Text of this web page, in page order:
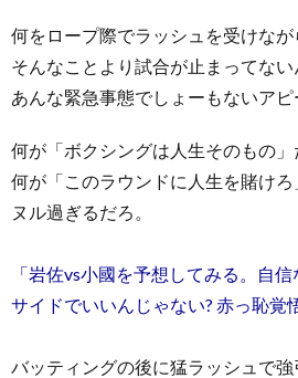
何をロープ際でラッシュを受けなが
そんなことより試合が止まってない
あんな緊急事態でしょーもないアピ
何が「ボクシングは人生そのもの」
何が「このラウンドに人生を賭けろ
ヌル過ぎるだろ。
「岩佐vs小國を予想してみる。自
サイドでいいんじゃない? 赤っ恥覚
バッティングの後に猛ラッシュで強